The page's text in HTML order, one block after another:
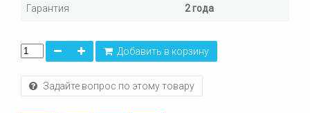
Гарантия 2 года
Добавить в корзину
Задайте вопрос по этому товару